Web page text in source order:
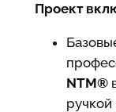
Проект
NTM®